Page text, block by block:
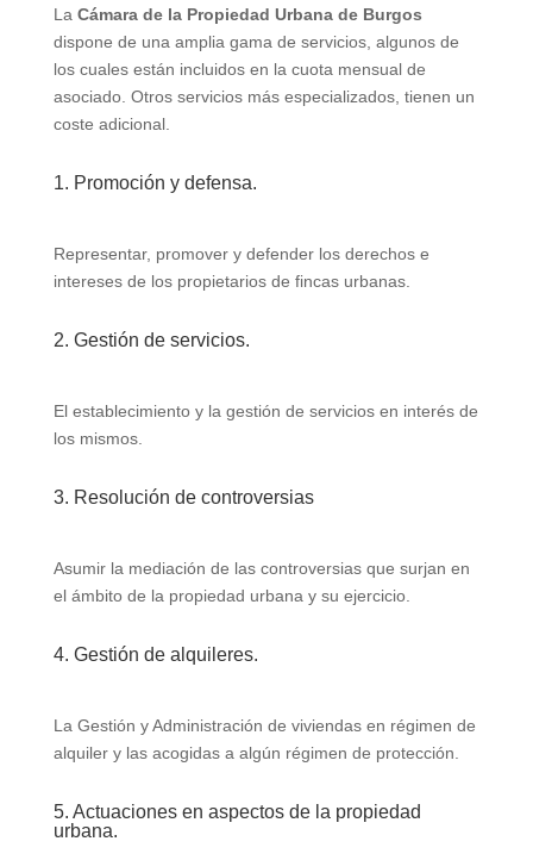
La Cámara de la Propiedad Urbana de Burgos
dispone de una amplia gama de servicios, algunos de
los cuales están incluidos en la cuota mensual de
asociado. Otros servicios más especializados, tienen un
coste adicional.
1. Promoción y defensa.
Representar, promover y defender los derechos e
intereses de los propietarios de fincas urbanas.
2. Gestión de servicios.
El establecimiento y la gestión de servicios en interés de
los mismos.
3. Resolución de controversias
Asumir la mediación de las controversias que surjan en
el ámbito de la propiedad urbana y su ejercicio.
4. Gestión de alquileres.
La Gestión y Administración de viviendas en régimen de
alquiler y las acogidas a algún régimen de protección.
5. Actuaciones en aspectos de la propiedad
urbana.